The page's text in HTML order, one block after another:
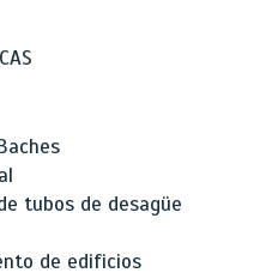
tubos de desagüe
de edificios